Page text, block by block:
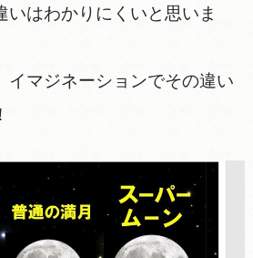
はわかりにくいと思いま
イマジネーションでその違い